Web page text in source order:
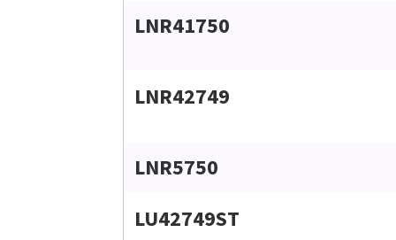
LNR41750
LNR42749
LNR5750
LU42749ST